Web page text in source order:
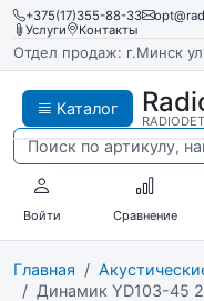
+375(17)355-88-33
Услуги
Контакты
Отдел продаж: г.Минск
Каталог
Войти Сравнение
Главная
Динамик YD103-45